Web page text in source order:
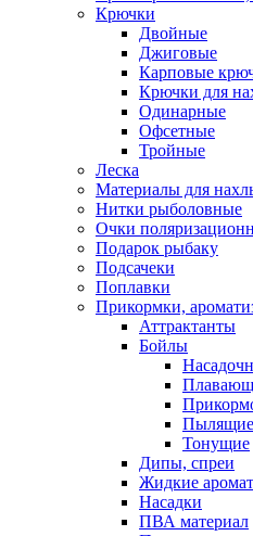
Крючки
Двойные
Джиговые
Карповые
Крючки для
Одинарные
Офсетные
Тройные
Леска
Материалы для
Нитки рыболовные
Очки
Подарок рыбаку
Подсачеки
Поплавки
Прикормки,
Аттрактанты
Бойлы
Пылящие
Тонущие
Дипы, спреи
Жидкие
Насадки
ПВА материал